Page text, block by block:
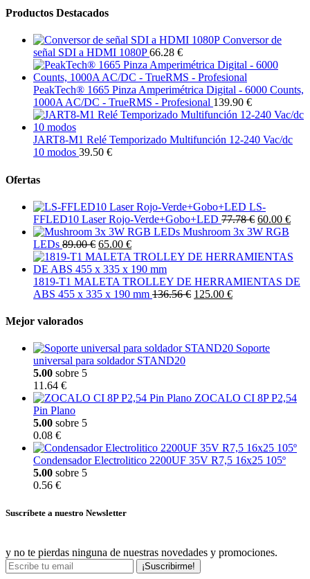
Productos Destacados
Conversor de
señal SDI a HDMI 1080P 66.28 €
PeakTech® 1665 Pinza Amperimétrica Digital - 6000 Counts,
1000A AC/DC - TrueRMS - Profesional 139.90 €
JART8-M1 Relé Temporizado Multifunción 12-240 Vac/dc
10 modos 39.50 €
Ofertas
LS-
FFLED10 Laser Rojo-Verde+Gobo+LED 77.78 € 60.00 €
Mushroom 3x 3W RGB
LEDs 89.00 € 65.00 €
1819-T1 MALETA TROLLEY DE HERRAMIENTAS DE
ABS 455 x 335 x 190 mm 136.56 € 125.00 €
Mejor valorados
Soporte
universal para soldador STAND20
5.00 sobre 5
11.64 €
ZOCALO CI 8P P2,54
Pin Plano
5.00 sobre 5
0.08 €
Condensador Electrolitico 2200UF 35V R7,5 16x25 105º
5.00 sobre 5
0.56 €
Suscríbete a nuestro Newsletter
y no te pierdas ninguna de nuestras novedades y promociones.
¡Suscribirme!